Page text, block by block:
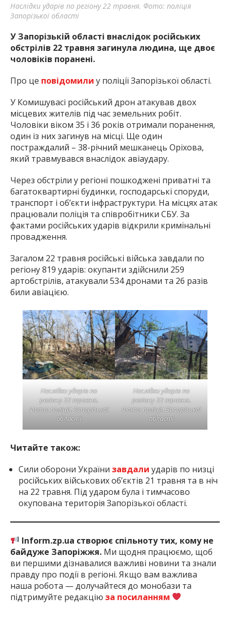
Наслідки ударів по регіону 22 травня. Фото: поліція
Запорізької області
У Запорізькій області внаслідок російських
обстрілів 22 травня загинула людина, ще двоє
чоловіків поранені.
Про це повідомили у поліції Запорізької області.
У Комишувасі російський дрон атакував двох
місцевих жителів під час земельних робіт.
Чоловіки віком 35 і 36 років отримали поранення,
один із них загинув на місці. Ще один
постраждалий – 38-річний мешканець Оріхова,
який травмувався внаслідок авіаудару.
Через обстріли у регіоні пошкоджені приватні та
багатоквартирні будинки, господарські споруди,
транспорт і об’єкти інфраструктури. На місцях атак
працювали поліція та співробітники СБУ. За
фактами російських ударів відкрили кримінальні
провадження.
Загалом 22 травня російські війська завдали по
регіону 819 ударів: окупанти здійснили 259
артобстрілів, атакували 534 дронами та 26 разів
били авіацією.
Наслідки ударів по
регіону 22 травня.
Фото: поліція Запорізької
області
Наслідки ударів по
регіону 22 травня.
Фото: поліція Запорізької
області
Читайте також:
Сили оборони України завдали ударів по низці
російських військових об’єктів 21 травня та в ніч
на 22 травня. Під ударом була і тимчасово
окупована територія Запорізької області.
Inform.zp.ua створює спільноту тих, кому не
байдуже Запоріжжя. Ми щодня працюємо, щоб
ви першими дізнавалися важливі новини та знали
правду про події в регіоні. Якщо вам важлива
наша робота — долучайтеся до монобази та
підтримуйте редакцію за посиланням